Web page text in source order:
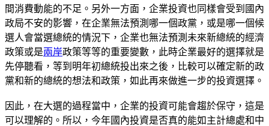
間消費動能的不足。另外一方面，企業投資也同樣會受到國內
政局不安的影響，在企業無法預測哪一個政黨，或是哪一個候
選人會當選總統的情況下，企業也無法預測未來新總統的經濟
政策或是兩岸政策等等的重要變數，此時企業最好的選擇就是
先停聽看，等到明年初總統投出來之後，比較可以確定新的政
黨和新的總統的想法和政策，如此再來做進一步的投資選擇。
因此，在大選的過程當中，企業的投資可能會趨於保守，這是
可以理解的。所以，今年國內投資是否真的能如主計總處和中